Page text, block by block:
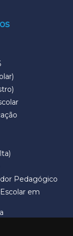
Pedagógico
em